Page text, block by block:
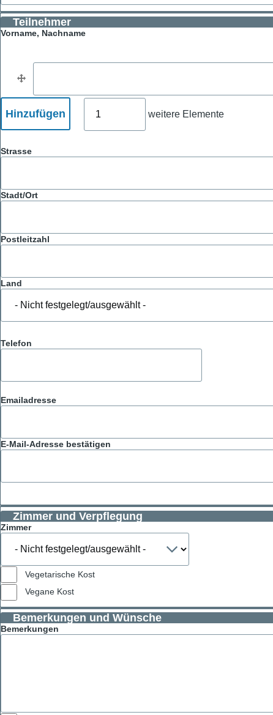
Teilnehmer
Vorname, Nachname
weitere
weitere Elemente
Adresse
Strasse
Stadt/Ort
Postleitzahl
Land
Telefon
Emailadresse
Emailadresse
E-Mail-Adresse bestätigen
Zimmer und Verpflegung
Zimmer
Vegetarische Kost
Vegane Kost
Bemerkungen und Wünsche
Bemerkungen